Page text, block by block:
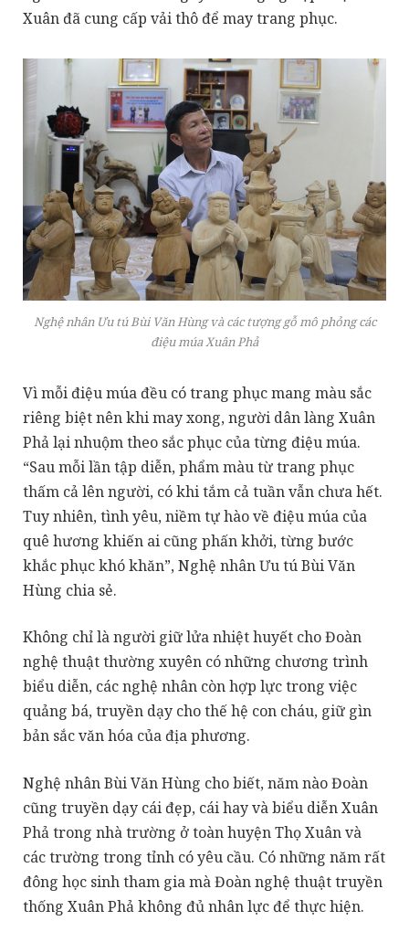
Xuân đã cung cấp vải thô để may trang phục.
Nghệ nhân Ưu tú Bùi Văn Hùng và các tượng gỗ mô phỏng các
điệu múa Xuân Phả
Vì mỗi điệu múa đều có trang phục mang màu sắc
riêng biệt nên khi may xong, người dân làng Xuân
Phả lại nhuộm theo sắc phục của từng điệu múa.
“Sau mỗi lần tập diễn, phẩm màu từ trang phục
thấm cả lên người, có khi tắm cả tuần vẫn chưa hết.
Tuy nhiên, tình yêu, niềm tự hào về điệu múa của
quê hương khiến ai cũng phấn khởi, từng bước
khắc phục khó khăn”, Nghệ nhân Ưu tú Bùi Văn
Hùng chia sẻ.
Không chỉ là người giữ lửa nhiệt huyết cho Đoàn
nghệ thuật thường xuyên có những chương trình
biểu diễn, các nghệ nhân còn hợp lực trong việc
quảng bá, truyền dạy cho thế hệ con cháu, giữ gìn
bản sắc văn hóa của địa phương.
Nghệ nhân Bùi Văn Hùng cho biết, năm nào Đoàn
cũng truyền dạy cái đẹp, cái hay và biểu diễn Xuân
Phả trong nhà trường ở toàn huyện Thọ Xuân và
các trường trong tỉnh có yêu cầu. Có những năm rất
đông học sinh tham gia mà Đoàn nghệ thuật truyền
thống Xuân Phả không đủ nhân lực để thực hiện.